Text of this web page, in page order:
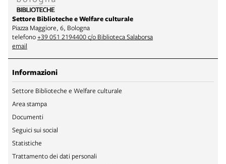
Settore Biblioteche e Welfare culturale
Piazza Maggiore, 6, Bologna
telefono+39 051 2194400 c/o Biblioteca Salaborsa
email
Informazioni
Settore Biblioteche e Welfare culturale
Area stampa
Documenti
Seguici sui social
Statistiche
Trattamento dei dati personali